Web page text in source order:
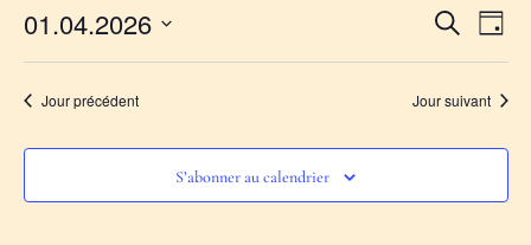
et
de
vues
Recherche
de
Jour
01.04.2026
une
date.Jour précédent Jour suivant
S’abonner au calendrier